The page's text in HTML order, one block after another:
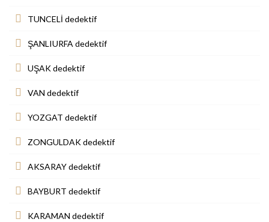
TUNCELİ dedektif
ŞANLIURFA dedektif
UŞAK dedektif
VAN dedektif
YOZGAT dedektif
ZONGULDAK dedektif
AKSARAY dedektif
BAYBURT dedektif
KARAMAN dedektif